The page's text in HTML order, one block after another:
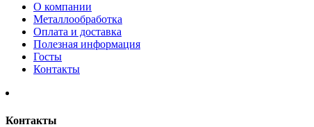
О компании
Металлообработка
Оплата и доставка
Полезная информация
Госты
Контакты
Контакты